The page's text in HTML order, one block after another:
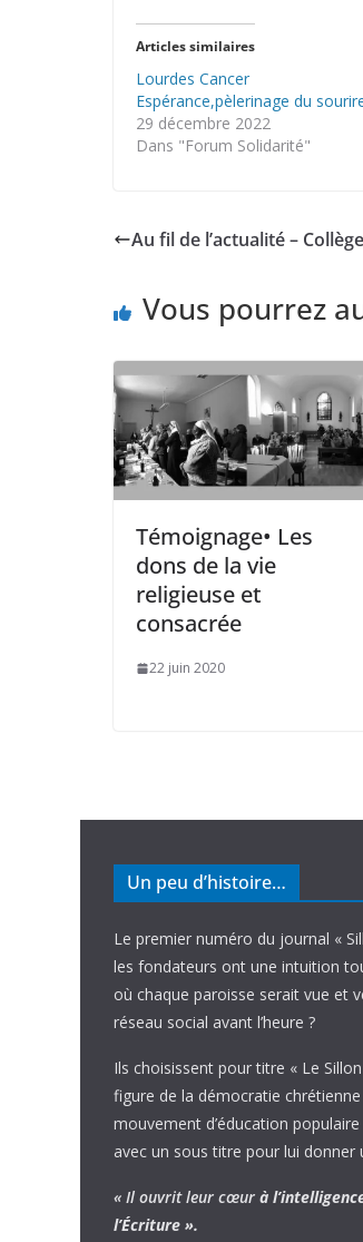
Articles similaires
Lourdes Cancer
Espérance,pèlerinage du
29 décembre 2022
Dans "Forum Solidarité"
Au fil de l’actualité –
Vous pourrez
Témoignage• Les
dons de la vie
religieuse et
consacrée
22 juin 2020
Un peu d’histoire…
Le premier numéro du journal «
les fondateurs ont une intuition
où chaque paroisse serait vue et
réseau social avant l’heure ?
Ils choisissent pour titre « Le
figure de la démocratie chrétienne
mouvement d’éducation populaire
avec un sous titre pour lui
« Il ouvrit leur cœur à
l’Écriture ».